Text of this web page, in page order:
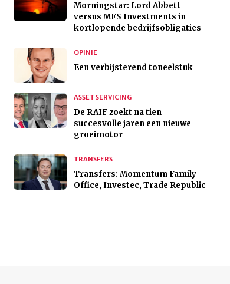
Morningstar: Lord Abbett
versus MFS Investments in
kortlopende bedrijfsobligaties
OPINIE
Een verbijsterend toneelstuk
ASSET SERVICING
De RAIF zoekt na tien
succesvolle jaren een nieuwe
groeimotor
TRANSFERS
Transfers: Momentum Family
Office, Investec, Trade Republic